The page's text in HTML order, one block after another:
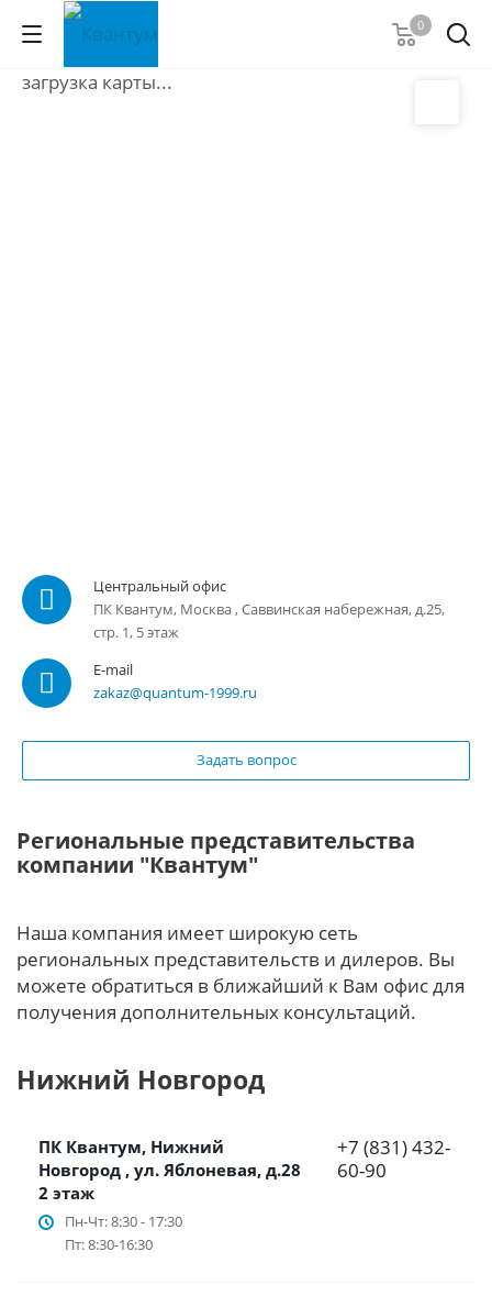
0
загрузка карты...
Центральный офис
ПК Квантум, Москва , Саввинская набережная, д.25,
стр. 1, 5 этаж
E-mail
zakaz@quantum-1999.ru
Задать вопрос
Региональные представительства
компании "Квантум"
Наша компания имеет широкую сеть
региональных представительств и дилеров. Вы
можете обратиться в ближайший к Вам офис для
получения дополнительных консультаций.
Нижний Новгород
ПК Квантум, Нижний
Новгород , ул. Яблоневая, д.28
2 этаж
Пн-Чт: 8:30 - 17:30
Пт: 8:30-16:30
+7 (831) 432-
60-90